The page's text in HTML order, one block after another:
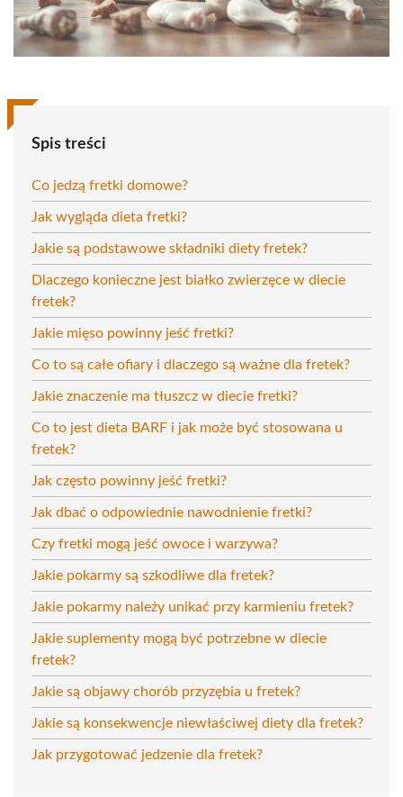
Spis treści
Co jedzą fretki domowe?
Jak wygląda dieta fretki?
Jakie są podstawowe składniki diety fretek?
Dlaczego konieczne jest białko zwierzęce w diecie
fretek?
Jakie mięso powinny jeść fretki?
Co to są całe ofiary i dlaczego są ważne dla fretek?
Jakie znaczenie ma tłuszcz w diecie fretki?
Co to jest dieta BARF i jak może być stosowana u
fretek?
Jak często powinny jeść fretki?
Jak dbać o odpowiednie nawodnienie fretki?
Czy fretki mogą jeść owoce i warzywa?
Jakie pokarmy są szkodliwe dla fretek?
Jakie pokarmy należy unikać przy karmieniu fretek?
Jakie suplementy mogą być potrzebne w diecie
fretek?
Jakie są objawy chorób przyzębia u fretek?
Jakie są konsekwencje niewłaściwej diety dla fretek?
Jak przygotować jedzenie dla fretek?